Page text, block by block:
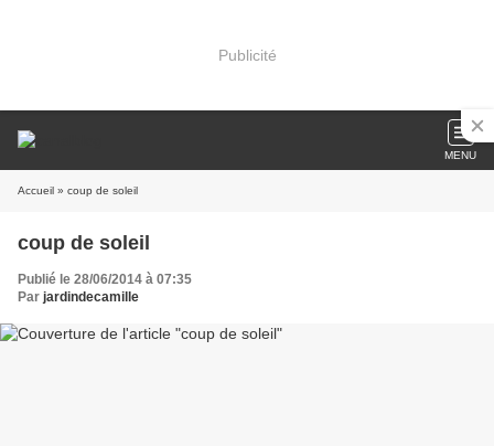
Publicité
MENU
Accueil » coup de soleil
coup de soleil
Publié le 28/06/2014 à 07:35
Par jardindecamille